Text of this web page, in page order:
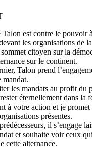
Talon est contre le pouvoir
les organisations de
citoyen sur la
sur le continent.
Talon prend
mandat.
les mandats au profit du
éternellement dans la
à votre action et je
présentes.
il s’engage
et souhaite voir ceux
cette alternance.